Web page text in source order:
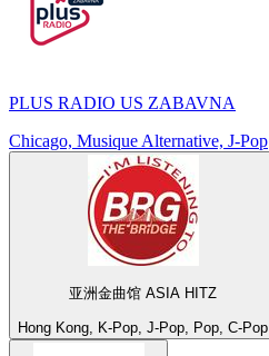
PLUS RADIO US ZABAVNA
Chicago, Musique Alternative, J-Pop
亚洲金曲馆 ASIA HITZ
Hong Kong, K-Pop, J-Pop, Pop, C-Pop